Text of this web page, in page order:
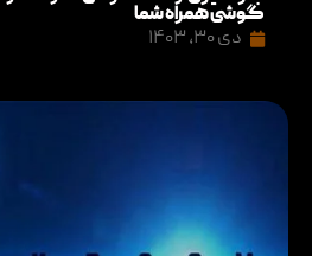
گوشی همراه شما
دی ۳۰, ۱۴۰۳